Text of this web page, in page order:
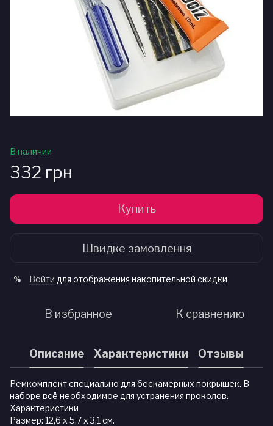
В наличии
332 грн
Купить
Швидке замовлення
% Войти для отображения накопительной скидки
В избранное К сравнению
Описание Характеристики Отзывы
Ремкомплект специально для бескамерных покрышек. В
наборе всё необходимое для устранения проколов.
Характеристики
Размер: 12,6 x 5,7 x 3,1 см.